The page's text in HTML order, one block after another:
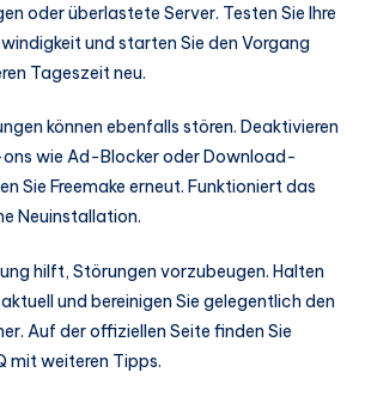
oder überlastete Server. Testen Sie Ihre
und starten Sie den Vorgang
Tageszeit neu.
können ebenfalls stören. Deaktivieren
wie Ad-Blocker oder Download-
Sie Freemake erneut. Funktioniert das
Neuinstallation.
hilft, Störungen vorzubeugen. Halten
und bereinigen Sie gelegentlich den
Auf der offiziellen Seite finden Sie
mit weiteren Tipps.